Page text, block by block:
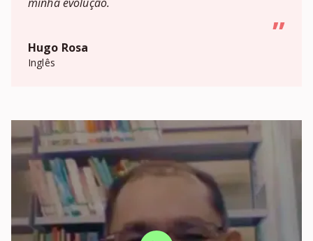
”
Hugo Rosa
Inglês